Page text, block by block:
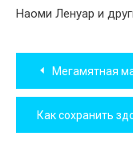
Наоми Ленуар и
по
записям
Мегамятная